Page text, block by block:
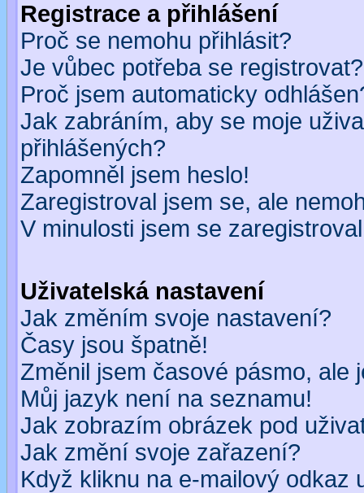
Registrace a přihlášení
Proč se nemohu přihlásit?
Je vůbec potřeba se registrovat?
Proč jsem automaticky
Jak zabráním, aby se moje
přihlášených?
Zapomněl jsem heslo!
Zaregistroval jsem se, ale
V minulosti jsem se
Uživatelská nastavení
Jak změním svoje nastavení?
Časy jsou špatně!
Změnil jsem časové pásmo, ale
Můj jazyk není na seznamu!
Jak zobrazím obrázek pod
Jak změní svoje zařazení?
Když kliknu na e-mailový odkaz